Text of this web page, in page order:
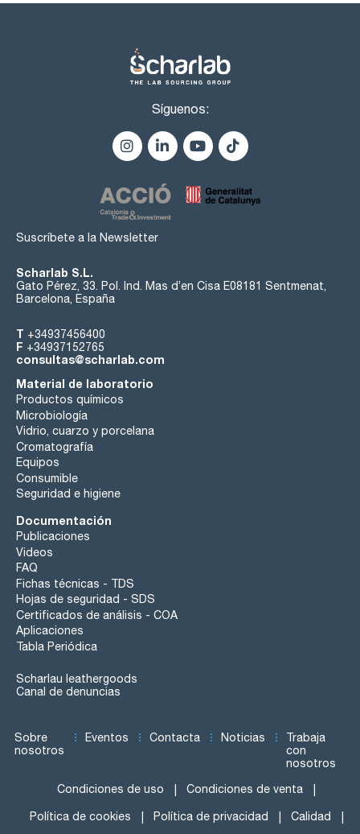
Síguenos:
Suscríbete a la Newsletter
Scharlab S.L.
Gato Pérez, 33. Pol. Ind. Mas d’en Cisa E08181 Sentmenat,
Barcelona, España
T +34937456400
F +34937152765
consultas@scharlab.com
Material de laboratorio
Productos químicos
Microbiología
Vidrio, cuarzo y porcelana
Cromatografía
Equipos
Consumible
Seguridad e higiene
Documentación
Publicaciones
Videos
FAQ
Fichas técnicas - TDS
Hojas de seguridad - SDS
Certificados de análisis - COA
Aplicaciones
Tabla Periódica
Scharlau leathergoods
Canal de denuncias
Sobre
nosotros
Eventos Contacta Noticias
Trabaja
con
nosotros
Condiciones de uso Condiciones de venta
Política de cookies Política de privacidad Calidad